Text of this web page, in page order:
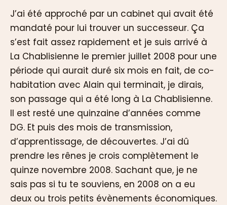
J’ai été approché par un cabinet qui avait été
mandaté pour lui trouver un successeur. Ça
s’est fait assez rapidement et je suis arrivé à
La Chablisienne le premier juillet 2008 pour une
période qui aurait duré six mois en fait, de co-
habitation avec Alain qui terminait, je dirais,
son passage qui a été long à La Chablisienne.
Il est resté une quinzaine d’années comme
DG. Et puis des mois de transmission,
d’apprentissage, de découvertes. J’ai dû
prendre les rênes je crois complètement le
quinze novembre 2008. Sachant que, je ne
sais pas si tu te souviens, en 2008 on a eu
deux ou trois petits évènements économiques.